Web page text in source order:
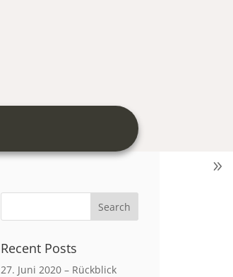
Recent Posts
27. Juni 2020 – Rückblick